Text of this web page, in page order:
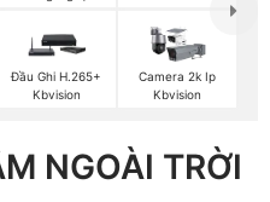
Đầu Ghi H.265+
Kbvision
Camera 2k Ip
Kbvision
NGOÀI TRỜI